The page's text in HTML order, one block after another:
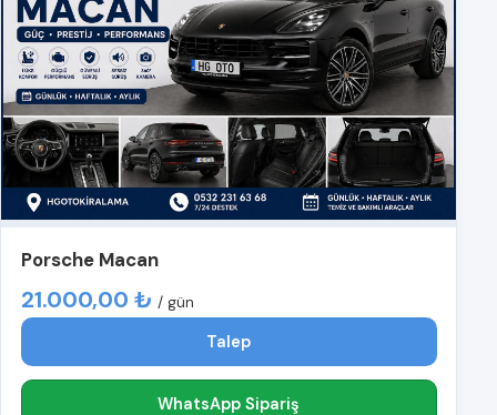
Porsche Macan
21.000,00 ₺ / gün
Talep
WhatsApp Sipariş